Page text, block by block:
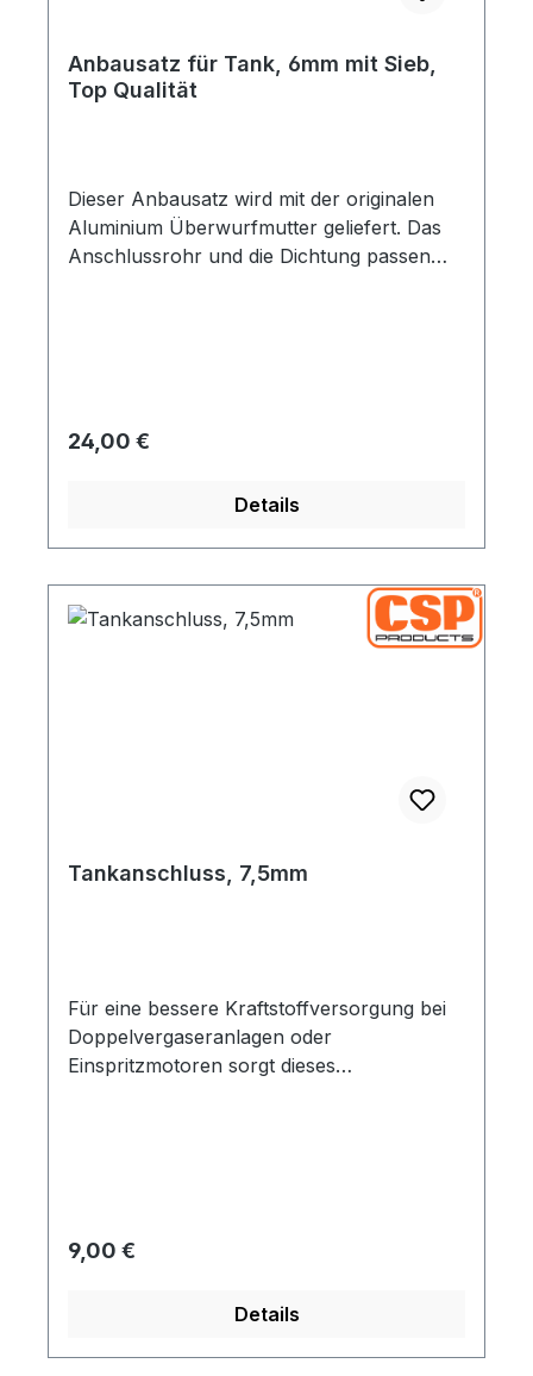
Anbausatz für Tank, 6mm mit Sieb,
Top Qualität
Dieser Anbausatz wird mit der originalen
Aluminium Überwurfmutter geliefert. Das
Anschlussrohr und die Dichtung passen
Regulärer Preis:
24,00 €
Details
Tankanschluss, 7,5mm
Für eine bessere Kraftstoffversorgung bei
Doppelvergaseranlagen oder
Einspritzmotoren sorgt dieses
Regulärer Preis:
9,00 €
Details